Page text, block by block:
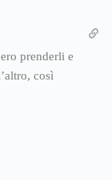
prenderli e
così